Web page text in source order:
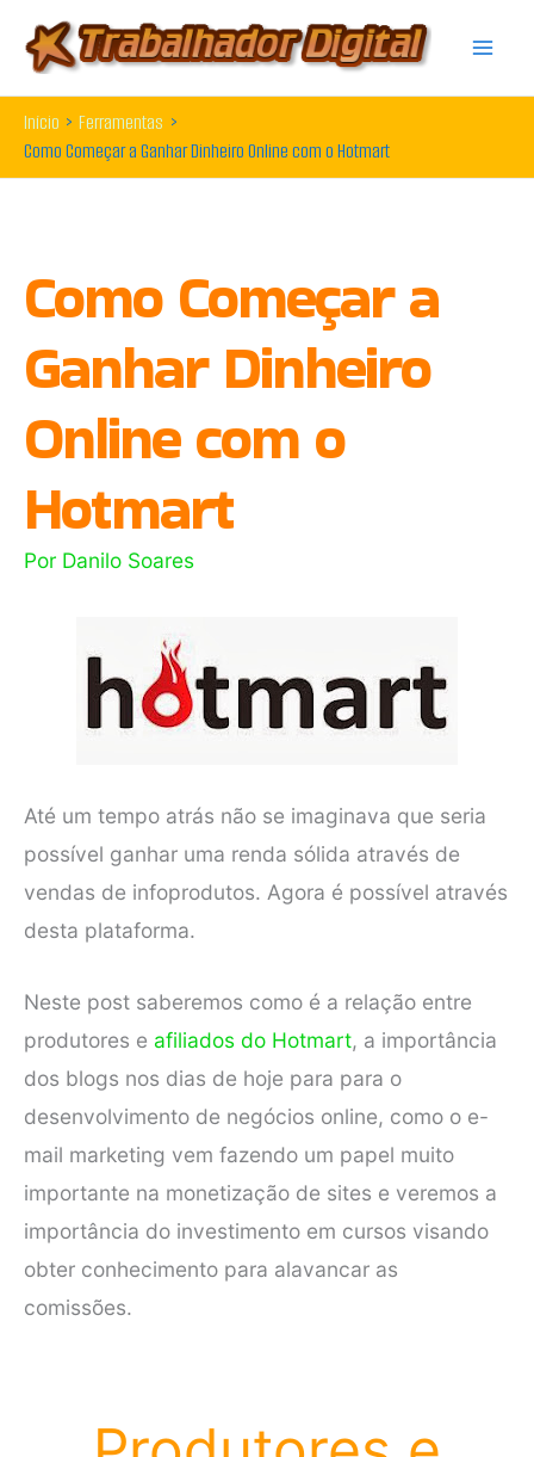
para
o
conteúdo
Início
Ferramentas
Como Começar a Ganhar Dinheiro Online com o Hotmart
Como Começar a
Ganhar Dinheiro
Online com o
Hotmart
Por Danilo Soares
Até um tempo atrás não se imaginava que seria
possível ganhar uma renda sólida através de
vendas de infoprodutos. Agora é possível através
desta plataforma.
Neste post saberemos como é a relação entre
produtores e afiliados do Hotmart, a importância
dos blogs nos dias de hoje para para o
desenvolvimento de negócios online, como o e-
mail marketing vem fazendo um papel muito
importante na monetização de sites e veremos a
importância do investimento em cursos visando
obter conhecimento para alavancar as
comissões.